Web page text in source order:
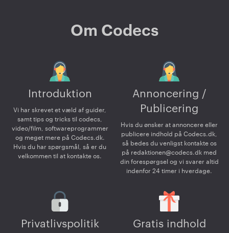
Om Codecs
Introduktion
Vi har skrevet et væld af guider,
samt tips og tricks til codecs,
video/film, softwareprogrammer
og meget mere på Codecs.dk.
Hvis du har spørgsmål, så er du
velkommen til at kontakte os.
Annoncering /
Publicering
Hvis du ønsker at annoncere eller
publicere indhold på Codecs.dk,
så bedes du venligst kontakte os
på redaktionen@codecs.dk med
din forespørgsel og vi svarer altid
indenfor 24 timer i hverdage.
Privatlivspolitik Gratis indhold